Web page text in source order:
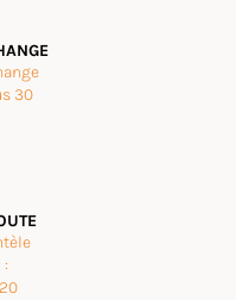
(Coordinated Universal
très confortables
(Coordinated Universal
30